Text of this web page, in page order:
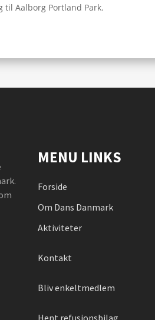
Aalborg Portland Park.
MENU LINKS
Forside
Om Dans Danmark
Aktiviteter
Kontakt
Bliv enkeltmedlem
Hent refusionsbilag